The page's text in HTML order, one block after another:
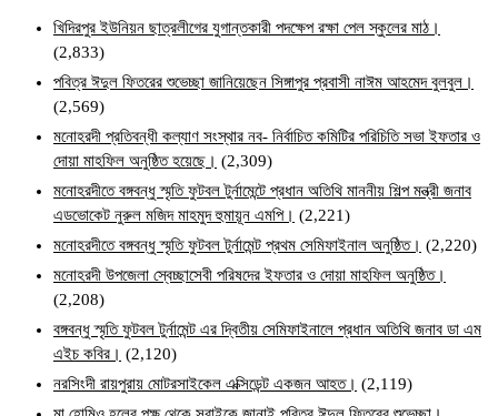
খিদিরপুর ইউনিয়ন ছাত্রলীগের যুগান্তকারী পদক্ষেপ রক্ষা পেল স্কুলের মাঠ।
(2,833)
পবিত্র ঈদুল ফিতরের শুভেচ্ছা জানিয়েছেন সিঙ্গাপুর প্রবাসী নাঈম আহমেদ বুলবুল।
(2,569)
মনোহরদী প্রতিবন্ধী কল্যাণ সংস্থার নব- নির্বাচিত কমিটির পরিচিতি সভা ইফতার ও
দোয়া মাহফিল অনুষ্ঠিত হয়েছে। (2,309)
মনোহরদীতে বঙ্গবন্ধু স্মৃতি ফুটবল টুর্নামেন্টে প্রধান অতিথি মাননীয় শিল্প মন্ত্রী জনাব
এডভোকেট নুরুল মজিদ মাহমুদ হুমায়ূন এমপি। (2,221)
মনোহরদীতে বঙ্গবন্ধু স্মৃতি ফুটবল টুর্নামেন্ট প্রথম সেমিফাইনাল অনুষ্ঠিত। (2,220)
মনোহরদী উপজেলা স্বেচ্ছাসেবী পরিষদের ইফতার ও দোয়া মাহফিল অনুষ্ঠিত।
(2,208)
বঙ্গবন্ধু স্মৃতি ফুটবল টুর্নামেন্ট এর দ্বিতীয় সেমিফাইনালে প্রধান অতিথি জনাব ডা এম
এইচ কবির। (2,120)
নরসিংদী রায়পুরায় মোটরসাইকেল এক্সিডেন্ট একজন আহত। (2,119)